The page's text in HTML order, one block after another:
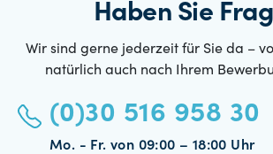
Haben Sie
Wir sind gerne jederzeit für Sie da –
natürlich auch nach Ihrem
(0)30 516 958 30
Mo. - Fr. von 09:00 – 18:00 Uhr